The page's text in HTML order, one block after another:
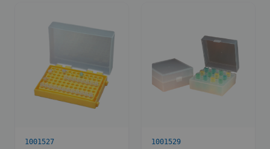
1001527 1001529